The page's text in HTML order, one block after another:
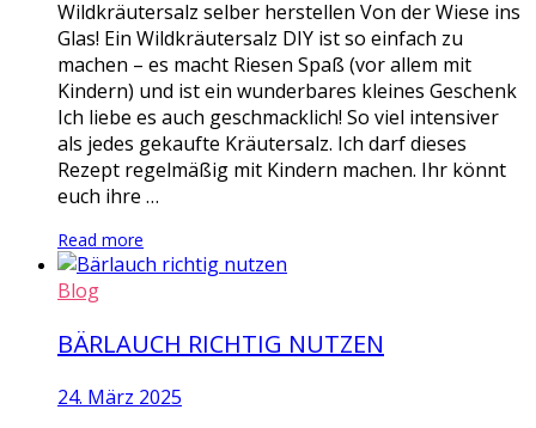
Wildkräutersalz selber herstellen Von der Wiese ins
Glas! Ein Wildkräutersalz DIY ist so einfach zu
machen – es macht Riesen Spaß (vor allem mit
Kindern) und ist ein wunderbares kleines Geschenk
Ich liebe es auch geschmacklich! So viel intensiver
als jedes gekaufte Kräutersalz. Ich darf dieses
Rezept regelmäßig mit Kindern machen. Ihr könnt
euch ihre …
Read more
Blog
BÄRLAUCH RICHTIG NUTZEN
24. März 2025